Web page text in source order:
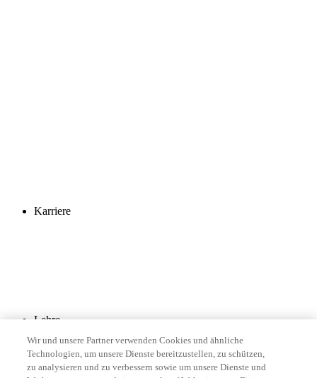
Karriere
Lehre
Wir und unsere Partner verwenden Cookies und ähnliche
Technologien, um unsere Dienste bereitzustellen, zu schützen,
zu analysieren und zu verbessern sowie um unsere Dienste und